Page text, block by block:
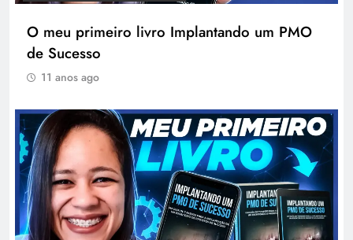
O meu primeiro livro Implantando um PMO
de Sucesso
11 anos ago